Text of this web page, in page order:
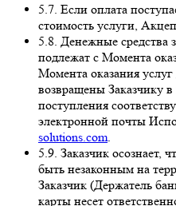
5.7. Если оплата
стоимость услуги,
5.8. Денежные средства
подлежат с Момента
Момента оказания
возвращены Заказчику
поступления
электронной почты
solutions.com.
5.9. Заказчик осознает,
быть незаконным на
Заказчик (Держатель
карты несет